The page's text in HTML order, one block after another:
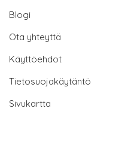
Blogi
Ota yhteyttä
Käyttöehdot
Tietosuojakäytäntö
Sivukartta